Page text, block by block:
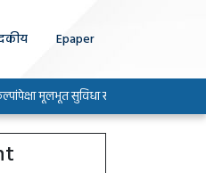
Epaper
सुविधा सोडविण्यावर भर द्या : खासदार